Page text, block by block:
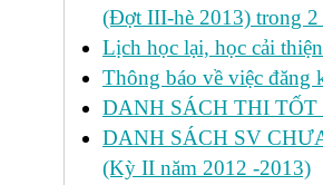
(Đợt III-hè 2013) trong
Lịch học lại, học cải
Thông báo về việc
DANH SÁCH THI
DANH SÁCH SV
(Kỳ II năm 2012 -2013)